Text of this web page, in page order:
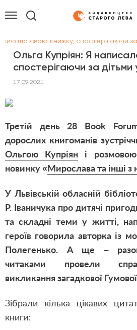
свою книжку, спостерігаючи
Ольга Купріян: Я
спостерігаючи за дітьми
17.09.2021
Третій день 28 Book
дорослих книгоманів
Ольгою Купріян і
новинку «Мирослава та інші з
У Львівській обласній
Р. Іваничука про дитячі
та складні теми у житті,
героїв говорила авторка із
Полегенько. А ще –
читаками провели
викликання загадкової
Зібрали кілька цікавих
книги: